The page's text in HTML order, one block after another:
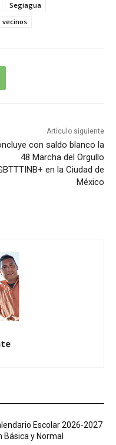
Segiagua
vecinos
Artículo siguiente
con saldo blanco la
48 Marcha del Orgullo
en la Ciudad de
México
Escolar 2026-2027
Básica y Normal